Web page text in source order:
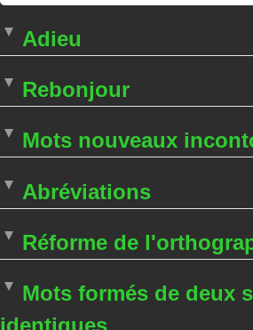
Adieu
Rebonjour
Mots nouveaux
Abréviations
Réforme de
Mots formés de deux
identiques